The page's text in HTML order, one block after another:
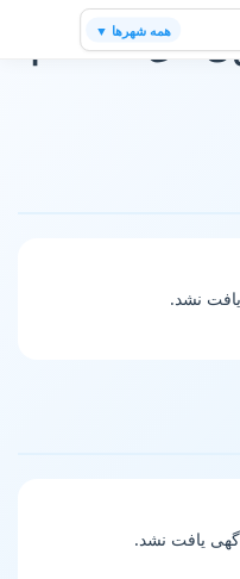
همه شهرها ▼
های استخدام
نشد.